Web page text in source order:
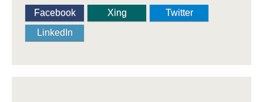
Facebook Xing
Twitter
LinkedIn